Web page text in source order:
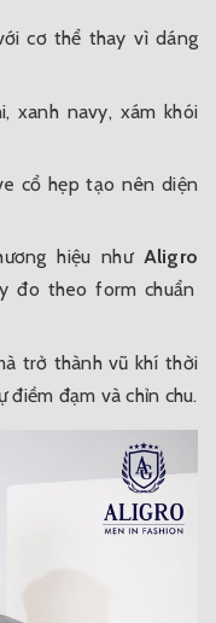
cơ thể thay vì dáng
xanh navy, xám khói
cổ hẹp tạo nên diện
hiệu như Aligro
đo theo form chuẩn
trở thành vũ khí thời
đạm và chỉn chu.